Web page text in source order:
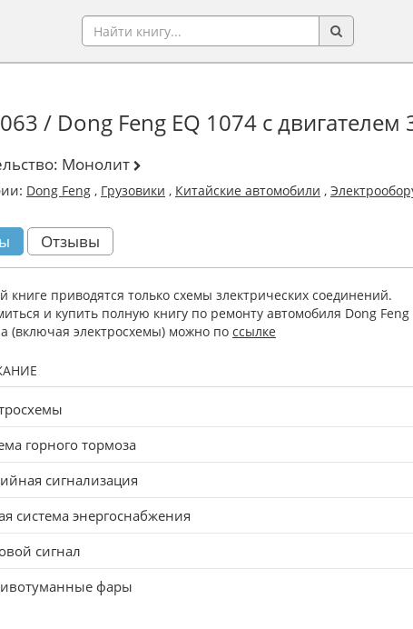
/ Dong Feng EQ 1074 c двигателем
Монолит
Dong Feng , Грузовики , Китайские автомобили ,
Отзывы
книге приводятся только схемы злектрических соединений.
и купить полную книгу по ремонту автомобиля Dong Feng
(включая электросхемы) можно по ссылке
горного тормоза
сигнализация
система энергоснабжения
сигнал
фары